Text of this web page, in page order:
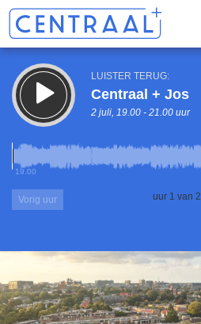
LUISTER TERUG:
Centraal + Jos
2 juli, 19.00 - 21.00 uur
19.00
Vorig uur uur 1 van 2